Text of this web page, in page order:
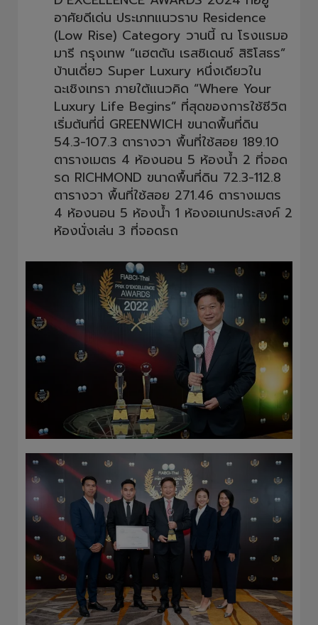
อาศัยดีเด่น ประเภทแนวราบ Residence
(Low Rise) Category วานนี้ ณ โรงแรมอ
มารี กรุงเทพ “แฮตตัน เรสซิเดนซ์ สิริโสธร”
บ้านเดี่ยว Super Luxury หนึ่งเดียวใน
ฉะเชิงเทรา ภายใต้แนวคิด “Where Your
Luxury Life Begins” ที่สุดของการใช้ชีวิต
เริ่มต้นที่นี่ GREENWICH ขนาดพื้นที่ดิน
54.3-107.3 ตารางวา พื้นที่ใช้สอย 189.10
ตารางเมตร 4 ห้องนอน 5 ห้องน้ำ 2 ที่จอด
รด RICHMOND ขนาดพื้นที่ดิน 72.3-112.8
ตารางวา พื้นที่ใช้สอย 271.46 ตารางเมตร
4 ห้องนอน 5 ห้องน้ำ 1 ห้องอเนกประสงค์ 2
ห้องนั่งเล่น 3 ที่จอดรถ